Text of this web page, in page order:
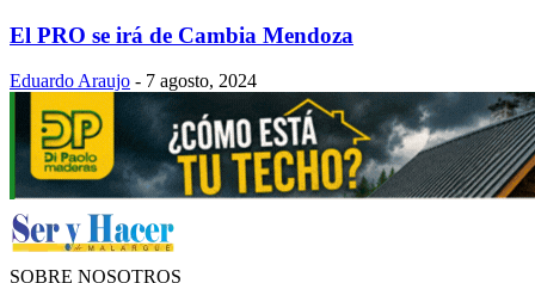
El PRO se irá de Cambia Mendoza
Eduardo Araujo - 7 agosto, 2024
SOBRE NOSOTROS